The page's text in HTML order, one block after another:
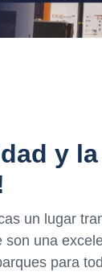
y
un lugar
una
para